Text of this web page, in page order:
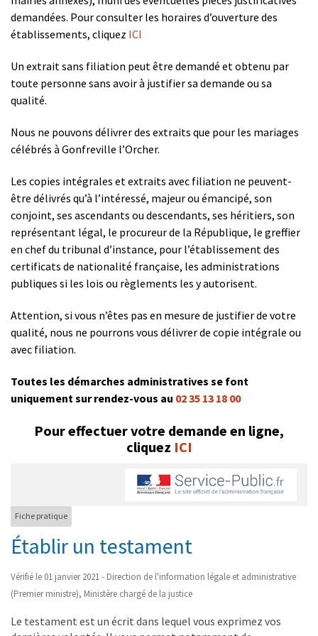
demandées. Pour consulter les horaires d’ouverture des
établissements, cliquez ICI
Un extrait sans filiation peut être demandé et obtenu par
toute personne sans avoir à justifier sa demande ou sa
qualité.
Nous ne pouvons délivrer des extraits que pour les mariages
célébrés à Gonfreville l’Orcher.
Les copies intégrales et extraits avec filiation ne peuvent-
être délivrés qu’à l’intéressé, majeur ou émancipé, son
conjoint, ses ascendants ou descendants, ses héritiers, son
représentant légal, le procureur de la République, le greffier
en chef du tribunal d’instance, pour l’établissement des
certificats de nationalité française, les administrations
publiques si les lois ou règlements les y autorisent.
Attention, si vous n’êtes pas en mesure de justifier de votre
qualité, nous ne pourrons vous délivrer de copie intégrale ou
avec filiation.
Toutes les démarches administratives se font
uniquement sur rendez-vous au 02 35 13 18 00
Pour effectuer votre demande en ligne,
cliquez ICI
Fiche pratique
Établir un testament
Vérifié le 01 janvier 2021 - Direction de l'information légale et administrative
(Premier ministre), Ministère chargé de la justice
Le testament est un écrit dans lequel vous exprimez vos